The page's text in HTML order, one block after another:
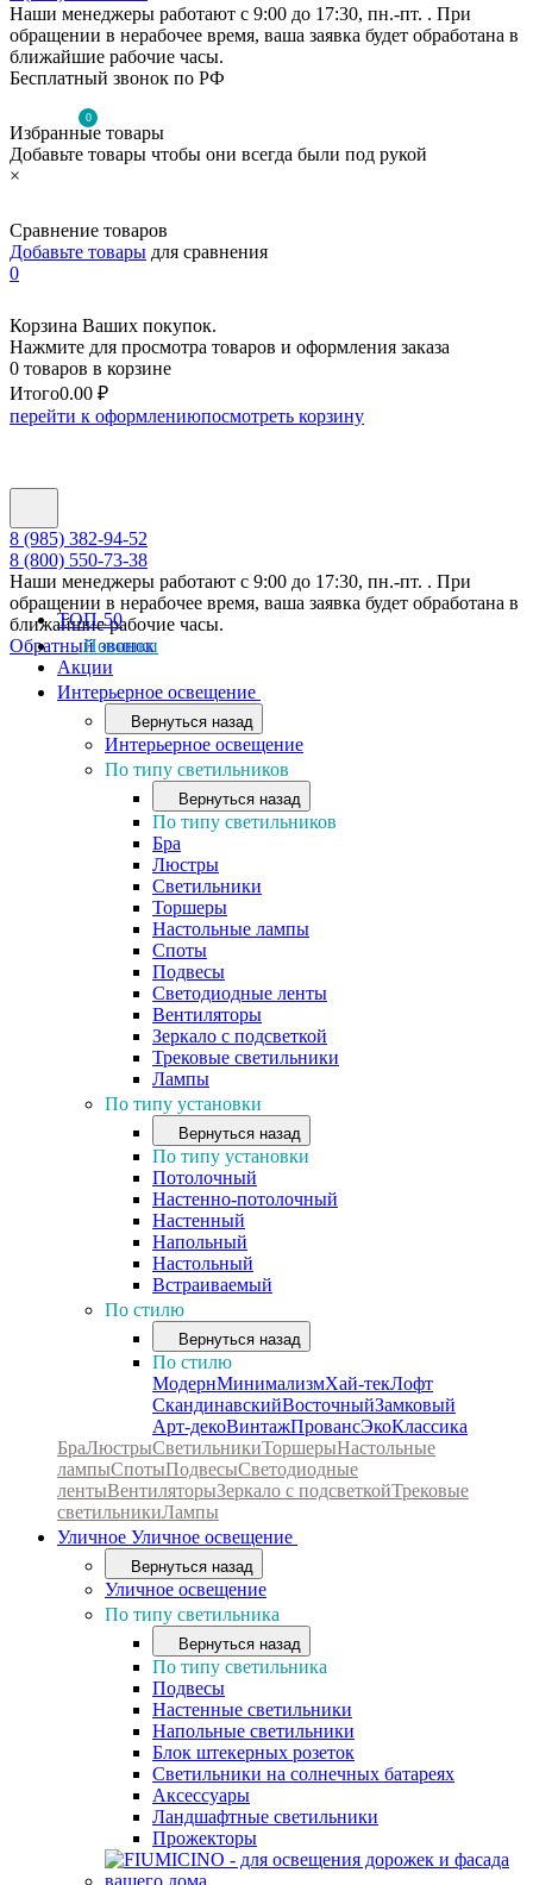
Наши менеджеры работают с 9:00 до 17:30, пн.-пт. . При
обращении в нерабочее время, ваша заявка будет обработана в
ближайшие рабочие часы.
Бесплатный звонок по РФ
0
Избранные товары
Добавьте товары чтобы они всегда были под рукой
×
Сравнение товаров
Добавьте товары для сравнения
0
Корзина Ваших покупок.
Нажмите для просмотра товаров и оформления заказа
0 товаров в корзине
Итого0.00 ₽
перейти к оформлениюпосмотреть корзину
8 (985) 382-94-52
8 (800) 550-73-38
Наши менеджеры работают с 9:00 до 17:30, пн.-пт. . При
обращении в нерабочее время, ваша заявка будет обработана в
ближайшие рабочие часы.
Обратный звонок
ТОП-50
Новинки
Акции
Интерьерное освещение
Вернуться назад
Интерьерное освещение
По типу светильников
Вернуться назад
По типу светильников
Бра
Люстры
Светильники
Торшеры
Настольные лампы
Споты
Подвесы
Светодиодные ленты
Вентиляторы
Зеркало с подсветкой
Трековые светильники
Лампы
По типу установки
Вернуться назад
По типу установки
Потолочный
Настенно-потолочный
Настенный
Напольный
Настольный
Встраиваемый
По стилю
Вернуться назад
По стилю
МодернМинимализмХай-текЛофт
СкандинавскийВосточныйЗамковый
Арт-декоВинтажПровансЭкоКлассика
БраЛюстрыСветильникиТоршерыНастольные
лампыСпотыПодвесыСветодиодные
лентыВентиляторыЗеркало с подсветкойТрековые
светильникиЛампы
Уличное Уличное освещение
Вернуться назад
Уличное освещение
По типу светильника
Вернуться назад
По типу светильника
Подвесы
Настенные светильники
Напольные светильники
Блок штекерных розеток
Светильники на солнечных батареях
Аксессуары
Ландшафтные светильники
Прожекторы